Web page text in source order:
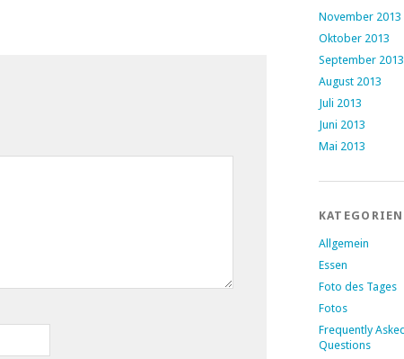
November 2013
Oktober 2013
September 2013
August 2013
Juli 2013
Juni 2013
Mai 2013
KATEGORIEN
Allgemein
Essen
Foto des Tages
Fotos
Frequently
Questions